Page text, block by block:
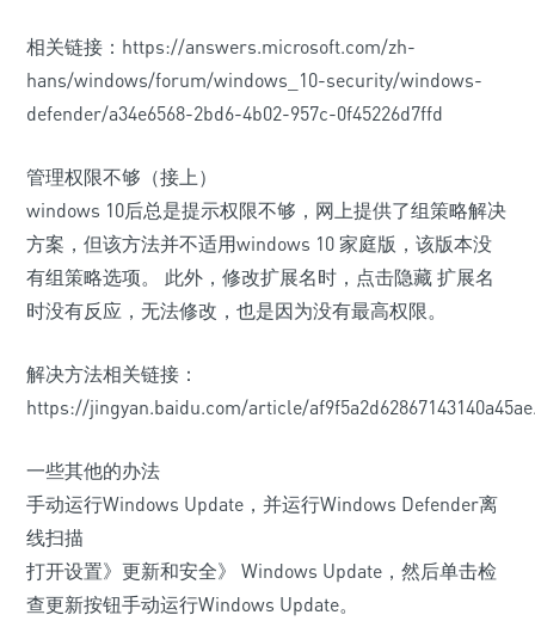
相关链接：https://answers.microsoft.com/zh-
hans/windows/forum/windows_10-security/windows-
defender/a34e6568-2bd6-4b02-957c-0f45226d7ffd
管理权限不够（接上）
windows 10后总是提示权限不够，网上提供了组策略解决
方案，但该方法并不适用windows 10 家庭版，该版本没
有组策略选项。 此外，修改扩展名时，点击隐藏 扩展名
时没有反应，无法修改，也是因为没有最高权限。
解决方法相关链接：
https://jingyan.baidu.com/article/
一些其他的办法
手动运行Windows Update，并运行Windows Defender离
线扫描
打开设置》更新和安全》 Windows Update，然后单击检
查更新按钮手动运行Windows Update。